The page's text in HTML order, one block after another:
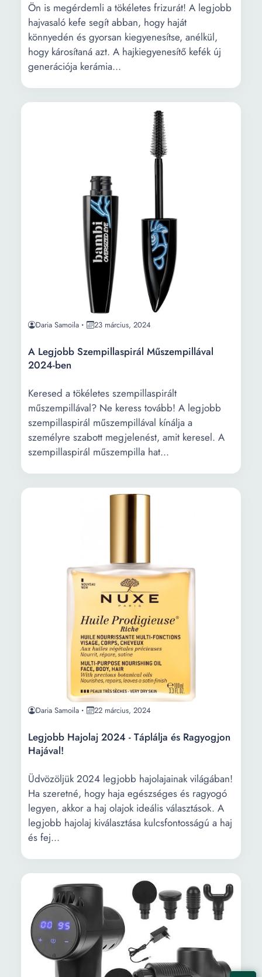
Ön is megérdemli a tökéletes frizurát! A legjobb
hajvasaló kefe segít abban, hogy haját
könnyedén és gyorsan kiegyenesítse, anélkül,
hogy károsítaná azt. A hajkiegyenesítő kefék új
generációja kerámia...
Daria Samoila 23 március, 2024
A Legjobb Szempillaspirál Műszempillával
2024-ben
Keresed a tökéletes szempillaspirált
műszempillával? Ne keress tovább! A legjobb
szempillaspirál műszempillával kínálja a
személyre szabott megjelenést, amit keresel. A
szempillaspirál műszempilla hat...
Daria Samoila 22 március, 2024
Legjobb Hajolaj 2024 - Táplálja és Ragyogjon
Hajával!
Üdvözöljük 2024 legjobb hajolajainak világában!
Ha szeretné, hogy haja egészséges és ragyogó
legyen, akkor a haj olajok ideális választások. A
legjobb hajolaj kiválasztása kulcsfontosságú a haj
és fej...